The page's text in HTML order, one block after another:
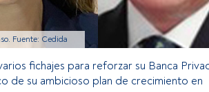
Fuente: Cedida
fichajes para reforzar su Banca
de su ambicioso plan de crecimiento en